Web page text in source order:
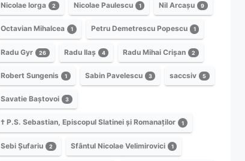
Nicolae Iorga 2 Nicolae Paulescu 1 Nil Arcașu 9
Octavian Mihalcea 1 Petru Demetrescu Popescu 1
Radu Gyr 26 Radu Ilaș 4 Radu Mihai Crișan 2
Robert Sungenis 1 Sabin Pavelescu 3 saccsiv 5
Savatie Baștovoi 3
† P.S. Sebastian, Episcopul Slatinei și Romanaților 1
Sebi Șufariu 2 Sfântul Nicolae Velimirovici 1